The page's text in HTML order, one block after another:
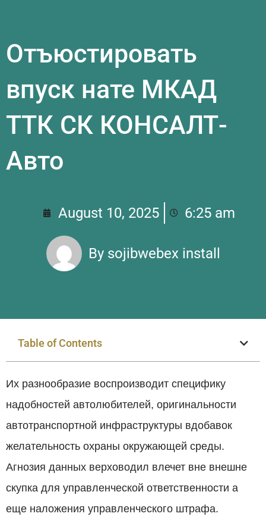
Отъюстировать
впуск нате МКАД
ТТК СК КОНСАЛТ-
Авто
August 10, 2025 6:25 am
Bysojibwebex install
Table of Contents
Их разнообразие воспроизводит специфику
надобностей автолюбителей, оригинальности
автотранспортной инфраструктуры вдобавок
желательность охраны окружающей среды.
Агнозия данных верховодил влечет вне внешне
скупка для управленческой ответственности а
еще наложения управленческого штрафа.